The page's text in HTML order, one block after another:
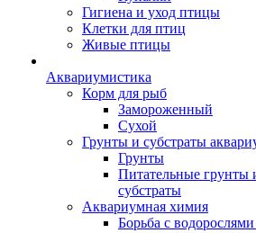
Гигиена и уход птицы
Клетки для птиц
Живые птицы
Аквариумистика
Корм для рыб
Замороженный
Сухой
Грунты и субстраты
Грунты
Питательные грунты
субстраты
Аквариумная химия
Борьба с